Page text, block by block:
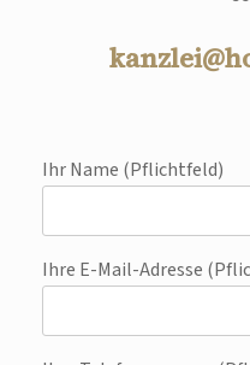
Ihr Name (Pflichtfeld)
Ihre E-Mail-Adresse